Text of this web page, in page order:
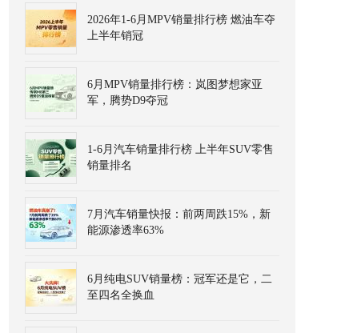
2026年1-6月MPV销量排行榜 燃油车夺
上半年销冠
6月MPV销量排行榜：岚图梦想家亚
军，腾势D9夺冠
1-6月汽车销量排行榜 上半年SUV零售
销量排名
7月汽车销量快报：前两周跌15%，新
能源渗透率63%
6月纯电SUV销量榜：冠军还是它，二
至四名全换血